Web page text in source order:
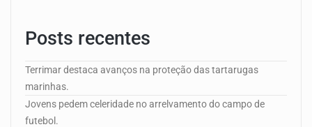
Posts recentes
Terrimar destaca avanços na proteção das tartarugas
marinhas.
Jovens pedem celeridade no arrelvamento do campo de
futebol.